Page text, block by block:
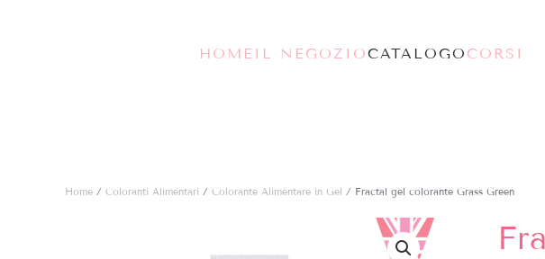
HOME IL NEGOZIOCATALOGO CORSI
Home / Coloranti Alimentari / Colorante Alimentare in Gel / Fractal gel colorante Grass Green